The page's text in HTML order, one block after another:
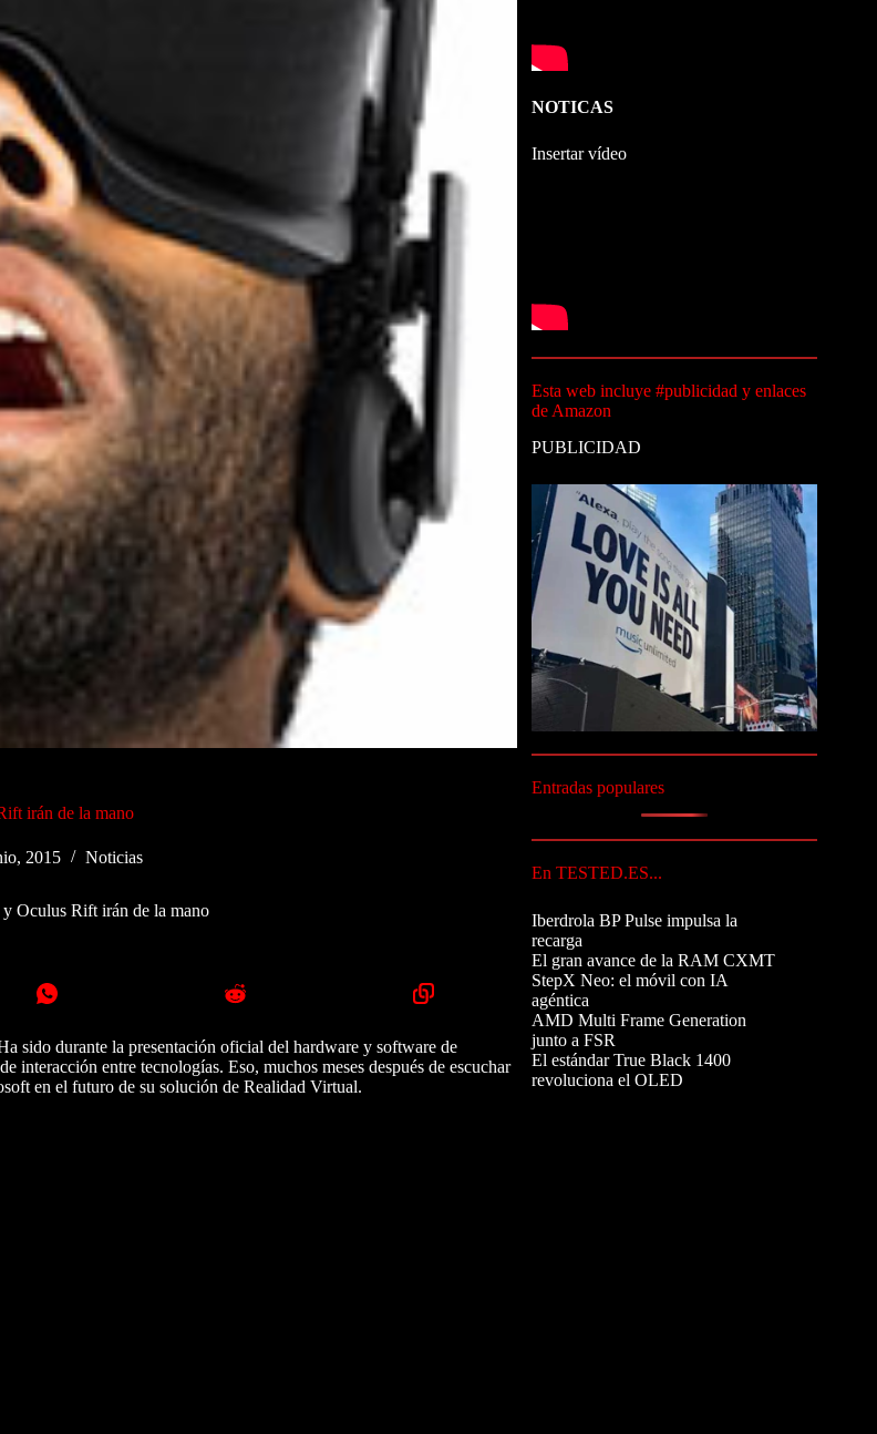
irán de la mano
2015 Noticias
Oculus Rift irán de la mano
sido durante la presentación oficial del hardware y software de
interacción entre tecnologías. Eso, muchos meses después de escuchar
en el futuro de su solución de Realidad Virtual.
NOTICAS
Insertar vídeo
Esta web incluye #publicidad y enlaces
de Amazon
PUBLICIDAD
Entradas populares
En TESTED.ES...
Iberdrola BP Pulse impulsa la
recarga
El gran avance de la RAM CXMT
StepX Neo: el móvil con IA
agéntica
AMD Multi Frame Generation
junto a FSR
El estándar True Black 1400
revoluciona el OLED